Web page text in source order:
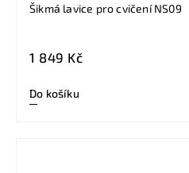
Šikmá lavice pro cvičení NS09
1 849 Kč
Do košíku